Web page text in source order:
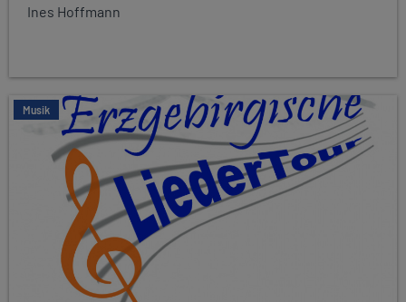
Ines Hoffmann
Musik